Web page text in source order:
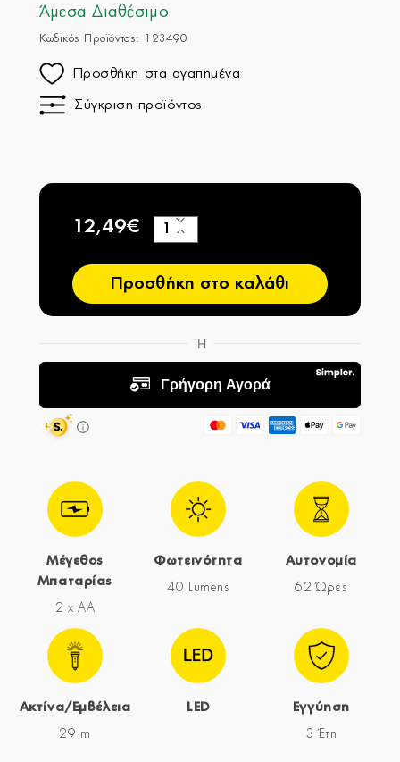
Άμεσα Διαθέσιμο
Κωδικός Προϊόντος: 123490
Προσθήκη στα αγαπημένα
Σύγκριση προϊόντος
12,49€
−
+
Προσθήκη στο καλάθι
Μέγεθος
Μπαταρίας
2 x AA
Φωτεινότητα
40 Lumens
Αυτονομία
62 Ώρες
Ακτίνα/Εμβέλεια
29 m
LED Εγγύηση
3 Έτη